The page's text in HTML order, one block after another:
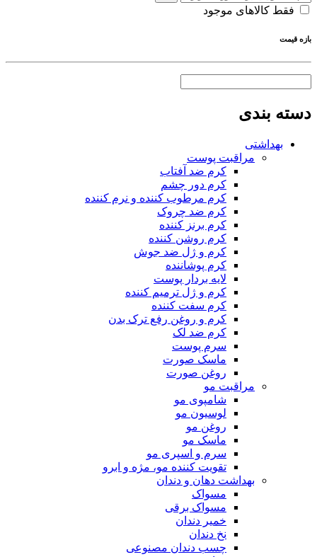
فقط کالاهای موجود
بازه قیمت
دسته بندی
بهداشتی
مراقبت پوست
کرم ضد آفتاب
کرم دور چشم
کرم مرطوب کننده و نرم کننده
کرم ضد چروک
کرم برنز کننده
کرم روشن کننده
کرم و ژل ضد جوش
کرم پوشاننده
لایه بردار پوست
کرم و ژل ترمیم کننده
کرم سفت کننده
کرم و روغن رفع ترک بدن
کرم ضد لک
سرم پوست
ماسک صورت
روغن صورت
مراقبت مو
شامپوی مو
لوسیون مو
روغن مو
ماسک مو
سرم و اسپری مو
تقویت کننده مو، مژه و ابرو
بهداشت دهان و دندان
مسواک
مسواک برقی
خمیر دندان
نخ دندان
چسب دندان مصنوعی